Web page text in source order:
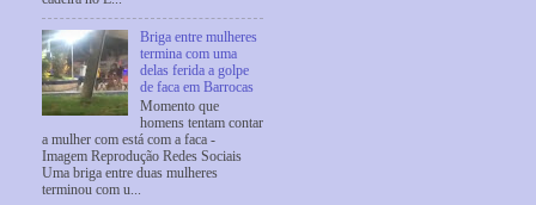
Briga entre mulheres
termina com uma
delas ferida a golpe
de faca em Barrocas
Momento que
homens tentam contar
a mulher com está com a faca -
Imagem Reprodução Redes Sociais
Uma briga entre duas mulheres
terminou com u...